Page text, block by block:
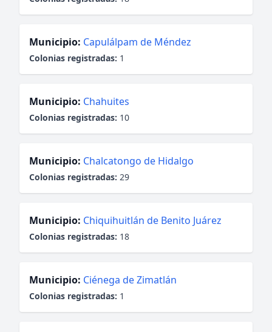
Municipio: Capulálpam de Méndez
Colonias registradas: 1
Municipio: Chahuites
Colonias registradas: 10
Municipio: Chalcatongo de Hidalgo
Colonias registradas: 29
Municipio: Chiquihuitlán de Benito Juárez
Colonias registradas: 18
Municipio: Ciénega de Zimatlán
Colonias registradas: 1